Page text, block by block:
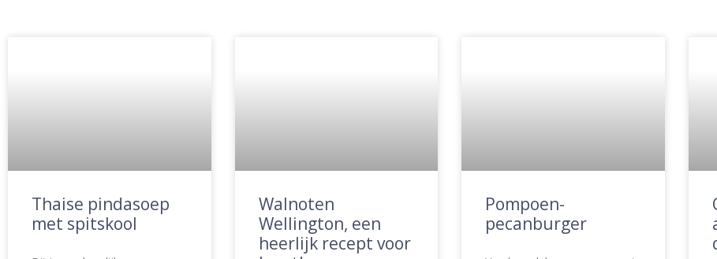
Thaise pindasoep
met spitskool
Walnoten
Wellington, een
heerlijk recept voor
Pompoen-
pecanburger